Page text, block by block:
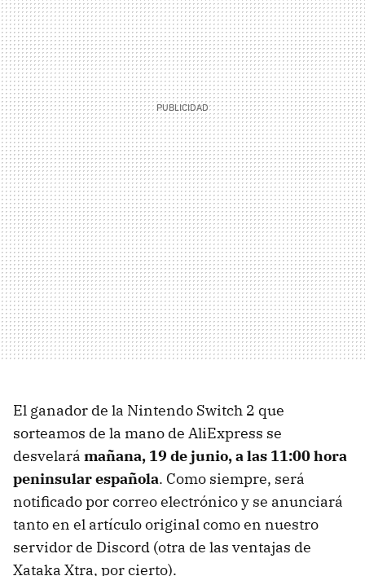
El ganador de la Nintendo Switch 2 que
sorteamos de la mano de AliExpress se
desvelará mañana, 19 de junio, a las 11:00 hora
peninsular española. Como siempre, será
notificado por correo electrónico y se anunciará
tanto en el artículo original como en nuestro
servidor de Discord (otra de las ventajas de
Xataka Xtra, por cierto).